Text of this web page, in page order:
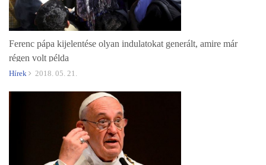
Ferenc pápa kijelentése olyan indulatokat generált, amire már
régen volt példa
Hírek 2018. 05. 21.